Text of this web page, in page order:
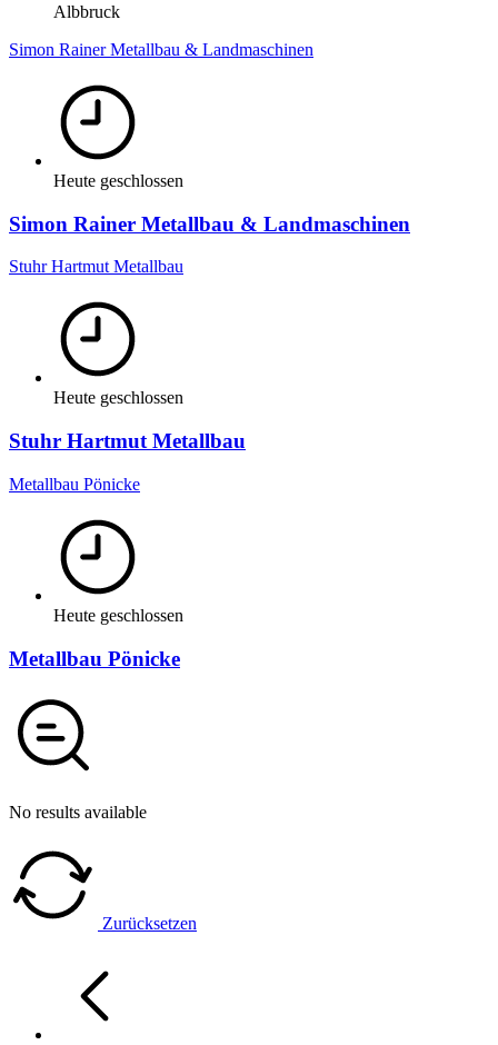
Albbruck
Simon Rainer Metallbau & Landmaschinen
Heute geschlossen
Simon Rainer Metallbau & Landmaschinen
Stuhr Hartmut Metallbau
Heute geschlossen
Stuhr Hartmut Metallbau
Metallbau Pönicke
Heute geschlossen
Metallbau Pönicke
No results available
Zurücksetzen